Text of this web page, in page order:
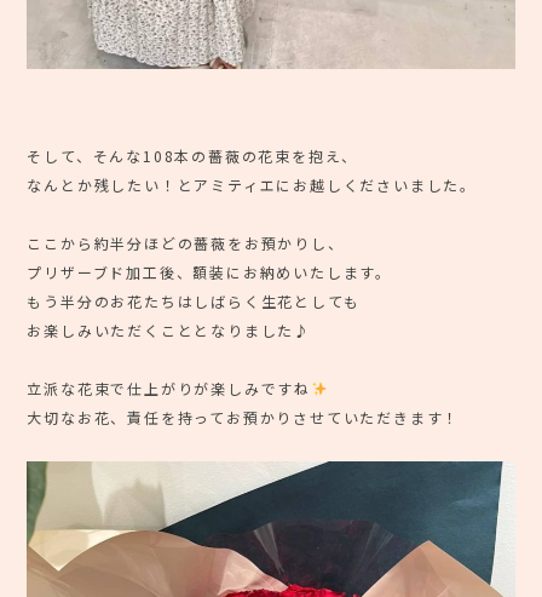
そして、そんな108本の薔薇の花束を抱え、
なんとか残したい！とアミティエにお越しくださいました。
ここから約半分ほどの薔薇をお預かりし、
プリザーブド加工後、額装にお納めいたします。
もう半分のお花たちはしばらく生花としても
お楽しみいただくこととなりました♪
立派な花束で仕上がりが楽しみですね
大切なお花、責任を持ってお預かりさせていただきます！